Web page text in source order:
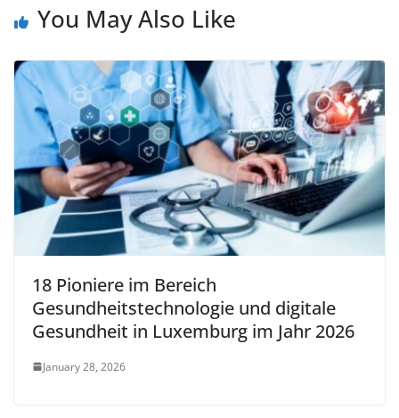
You May Also Like
18 Pioniere im Bereich
Gesundheitstechnologie und digitale
Gesundheit in Luxemburg im Jahr 2026
January 28, 2026